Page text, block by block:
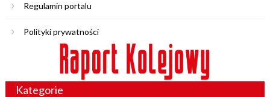
Regulamin portalu
Polityki prywatności
Kategorie